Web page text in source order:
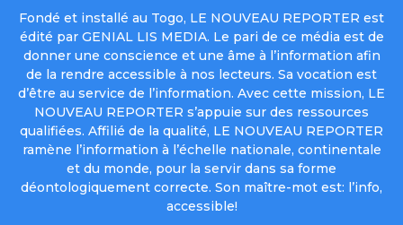
Fondé et installé au Togo, LE NOUVEAU REPORTER est
édité par GENIAL LIS MEDIA. Le pari de ce média est de
donner une conscience et une âme à l’information afin
de la rendre accessible à nos lecteurs. Sa vocation est
d’être au service de l’information. Avec cette mission, LE
NOUVEAU REPORTER s’appuie sur des ressources
qualifiées. Affilié de la qualité, LE NOUVEAU REPORTER
ramène l’information à l’échelle nationale, continentale
et du monde, pour la servir dans sa forme
déontologiquement correcte. Son maître-mot est: l’info,
accessible!